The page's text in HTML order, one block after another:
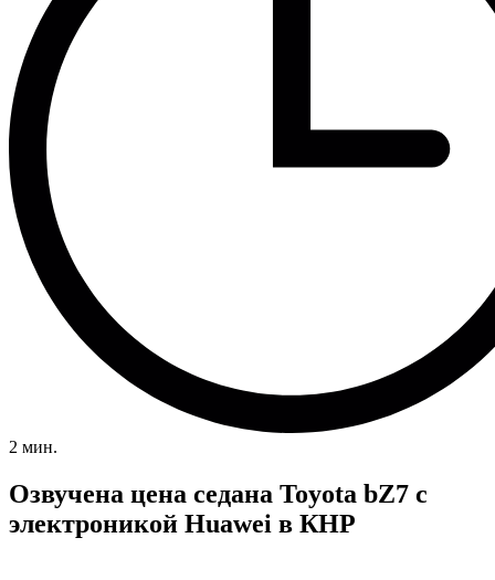
2 мин.
Озвучена цена седана Toyota bZ7 с
электроникой Huawei в КНР